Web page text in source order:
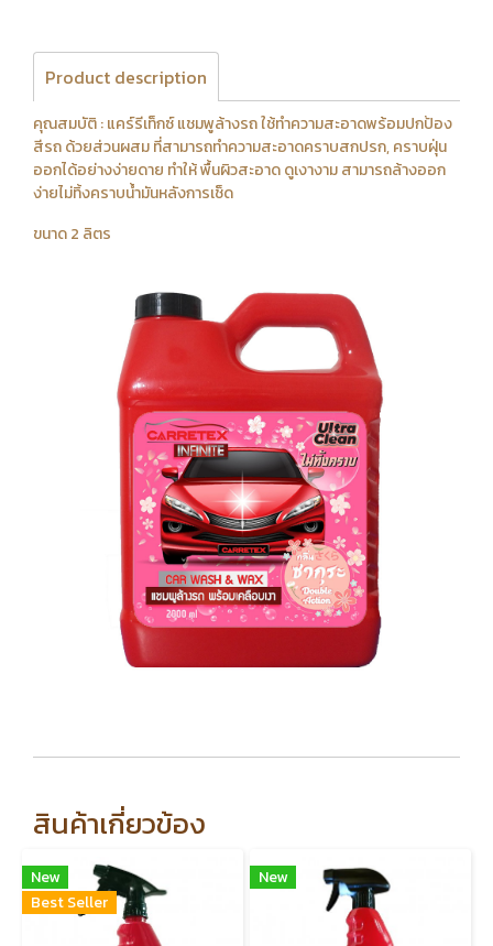
Product description
คุณสมบัติ : แคร์รีเท็กซ์ แชมพูล้างรถ ใช้ทําความสะอาดพร้อมปกป้อง
สีรถ ด้วยส่วนผสม ที่สามารถทําความสะอาดคราบสกปรก, คราบฝุ่น
ออกได้อย่างง่ายดาย ทําให้ พื้นผิวสะอาด ดูเงางาม สามารถล้างออก
ง่ายไม่ทิ้งคราบน้ำมันหลังการเช็ด
ขนาด 2 ลิตร
สินค้าเกี่ยวข้อง
New
Best Seller
New